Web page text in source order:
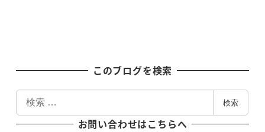
このブログを検索
索
検索
お問い合わせはこちらへ